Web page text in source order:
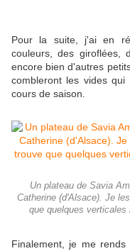
Pour la suite, j'ai en
couleurs, des giroflées,
encore bien d'autres
combleront les vides
cours de saison.
Un plateau de Savia
Catherine (d'Alsace). Je
que quelques
Finalement, je me